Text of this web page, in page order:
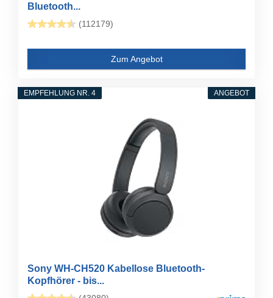
Bluetooth...
(112179)
Zum Angebot
ANGEBOT
EMPFEHLUNG NR. 4
Sony WH-CH520 Kabellose Bluetooth-
Kopfhörer - bis...